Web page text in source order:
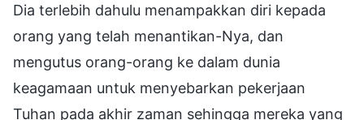
Dia terlebih dahulu menampakkan diri kepada
orang yang telah menantikan-Nya, dan
mengutus orang-orang ke dalam dunia
keagamaan untuk menyebarkan pekerjaan
Tuhan pada akhir zaman sehingga mereka yang